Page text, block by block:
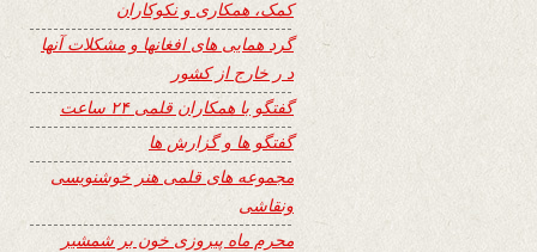
کمک، همکاری و نکوکاران
گرد همایی های افغانها و مشکلات آنها
د ر خارج از کشور
گفتگو با همکاران قلمی ۲۴ ساعت
گفتگو ها و گزارش ها
مجموعه های قلمی هنر خوشنویسی
ونقاشی
محرم ماه پیروزی خون بر شمشیر